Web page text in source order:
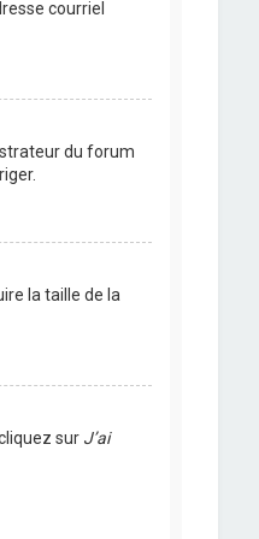
courriel
du forum
la taille de la
sur J’ai